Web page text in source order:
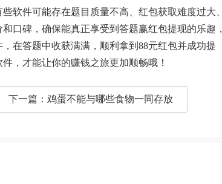
软件可能存在题目质量不高、红包获取难度过大、
口碑，确保能真正享受到答题赢红包提现的乐趣，
在答题中收获满满，顺利拿到88元红包并成功提
，才能让你的赚钱之旅更加顺畅哦！
下一篇： 鸡蛋不能与哪些食物一同存放